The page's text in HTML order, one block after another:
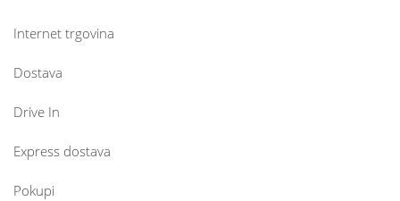
Internet trgovina
Dostava
Drive In
Express dostava
Pokupi